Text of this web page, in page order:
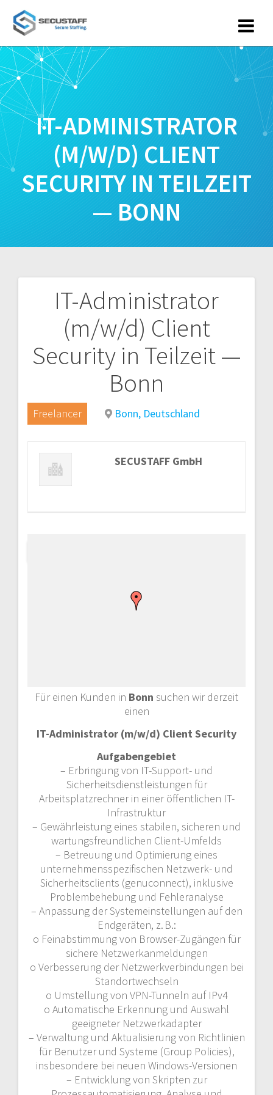
IT-ADMINISTRATOR
(M/W/D) CLIENT
SECURITY IN TEILZEIT
— BONN
IT-Administrator
(m/w/d) Client
Security in Teilzeit —
Bonn
Freelancer Bonn, Deutschland
SECUSTAFF GmbH
Für einen Kunden in Bonn suchen wir derzeit
einen
IT-Administrator (m/w/d) Client Security
Aufgabengebiet
– Erbringung von IT-Support- und
Sicherheitsdienstleistungen für
Arbeitsplatzrechner in einer öffentlichen IT-
Infrastruktur
– Gewährleistung eines stabilen, sicheren und
wartungsfreundlichen Client-Umfelds
– Betreuung und Optimierung eines
unternehmensspezifischen Netzwerk- und
Sicherheitsclients (genuconnect), inklusive
Problembehebung und Fehleranalyse
– Anpassung der Systemeinstellungen auf den
Endgeräten, z. B.:
o Feinabstimmung von Browser-Zugängen für
sichere Netzwerkanmeldungen
o Verbesserung der Netzwerkverbindungen bei
Standortwechseln
o Umstellung von VPN-Tunneln auf IPv4
o Automatische Erkennung und Auswahl
geeigneter Netzwerkadapter
– Verwaltung und Aktualisierung von Richtlinien
für Benutzer und Systeme (Group Policies),
insbesondere bei neuen Windows-Versionen
– Entwicklung von Skripten zur
Beitragsnavigation